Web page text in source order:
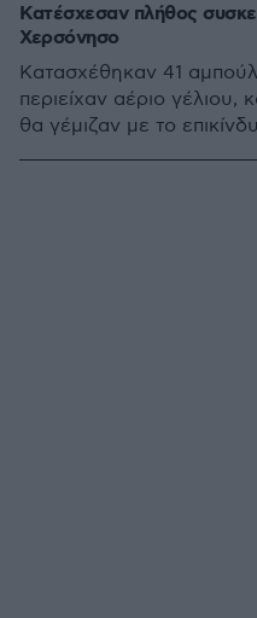
Κατέσχεσαν πλήθος
Χερσόνησο
Κατασχέθηκαν 41
περιείχαν αέριο γέλιου,
θα γέμιζαν με το